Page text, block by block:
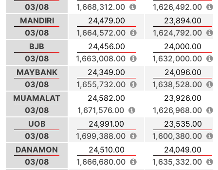
03/08
1,668,312.00
1,626,492.00
MANDIRI
03/08
24,479.00
1,664,572.00
23,894.00
1,624,792.00
BJB
03/08
24,456.00
1,663,008.00
24,000.00
1,632,000.00
MAYBANK
03/08
24,349.00
1,655,732.00
24,096.00
1,638,528.00
MUAMALAT
03/08
24,582.00
1,671,576.00
23,926.00
1,626,968.00
UOB
03/08
24,991.00
1,699,388.00
23,535.00
1,600,380.00
DANAMON
03/08
24,510.00
1,666,680.00
24,049.00
1,635,332.00